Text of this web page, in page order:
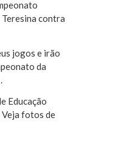
Teresina contra
jogos e irão
da
Educação
Veja fotos de